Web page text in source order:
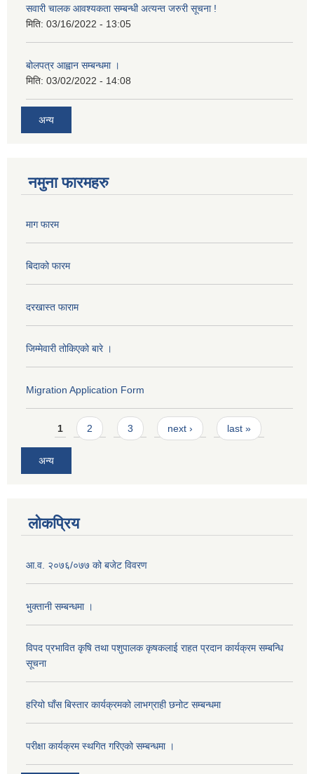
सवारी चालक आवश्यकता सम्बन्धी अत्यन्त जरुरी सूचना !
मिति: 03/16/2022 - 13:05
बोलपत्र आह्वान सम्बन्धमा ।
मिति: 03/02/2022 - 14:08
अन्य
नमुना फारमहरु
माग फारम
बिदाको फारम
दरखास्त फाराम
जिम्मेवारी तोकिएको बारे ।
Migration Application Form
Pages
1 2 3 next › last »
अन्य
लोकप्रिय
आ‍.व. २०७६/०७७ को बजेट विवरण
भुक्तानी सम्बन्धमा ।
विपद प्रभावित कृषि तथा पशुपालक कृषकलाई राहत प्रदान कार्यक्रम सम्बन्धि
सूचना
हरियो घाँस बिस्तार कार्यक्रमको लाभग्राही छनोट सम्बन्धमा
परीक्षा कार्यक्रम स्थगित गरिएको सम्बन्धमा ।